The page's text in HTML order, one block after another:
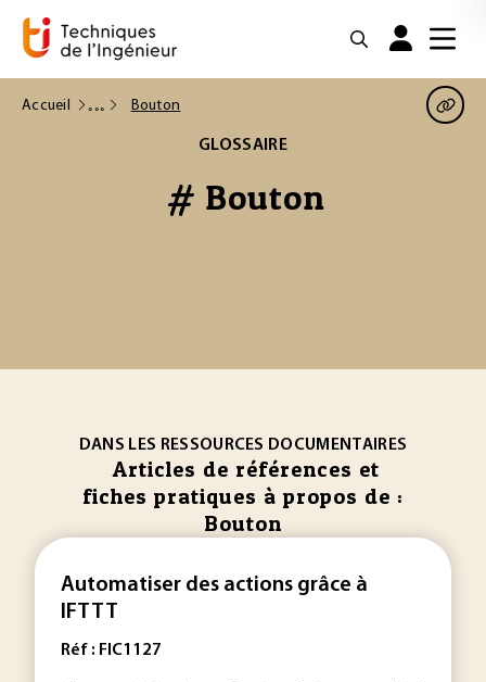
Accueil Bouton
GLOSSAIRE
# Bouton
DANS LES RESSOURCES DOCUMENTAIRES
Articles de références et
fiches pratiques à propos de :
Bouton
Automatiser des actions grâce à
IFTTT
Réf : FIC1127